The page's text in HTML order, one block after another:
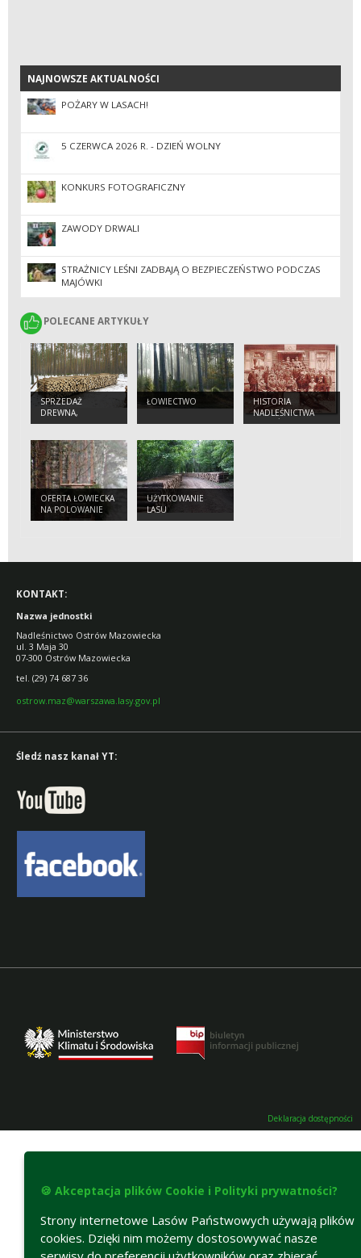
NAJNOWSZE AKTUALNOŚCI
NAJNOWSZE AKTUALNOŚCI
POŻARY W LASACH!
5 CZERWCA 2026 R. - DZIEŃ WOLNY
KONKURS FOTOGRAFICZNY
ZAWODY DRWALI
STRAŻNICY LEŚNI ZADBAJĄ O BEZPIECZEŃSTWO PODCZAS
MAJÓWKI
POLECANE ARTYKUŁY
POLECANE ARTYKUŁY
SPRZEDAŻ
DREWNA,
SADZONEK I INNE
ŁOWIECTWO
HISTORIA
NADLEŚNICTWA
OSTRÓW
OFERTA ŁOWIECKA
NA POLOWANIE
UŻYTKOWANIE
LASU
KONTAKT:
Nazwa jednostki
Nadleśnictwo Ostrów Mazowiecka
ul. 3 Maja 30
07-300 Ostrów Mazowiecka
tel. (29) 74 687 36
ostrow.maz@warszawa.lasy.gov.pl
Śledź nasz kanał YT:
Deklaracja dostępności
🍪 Akceptacja plików Cookie i Polityki prywatności?
Strony internetowe Lasów Państwowych używają plików
cookies. Dzięki nim możemy dostosowywać nasze